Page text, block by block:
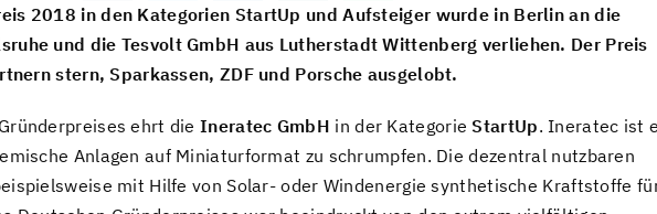
2018 in den Kategorien StartUp und Aufsteiger wurde in Berlin an die
und die Tesvolt GmbH aus Lutherstadt Wittenberg verliehen. Der Preis
stern, Sparkassen, ZDF und Porsche ausgelobt.
ehrt dieIneratec GmbH in der KategorieStartUp. Ineratec ist
Anlagen auf Miniaturformat zu schrumpfen. Die dezentral nutzbaren
mit Hilfe von Solar- oder Windenergie synthetische Kraftstoffe